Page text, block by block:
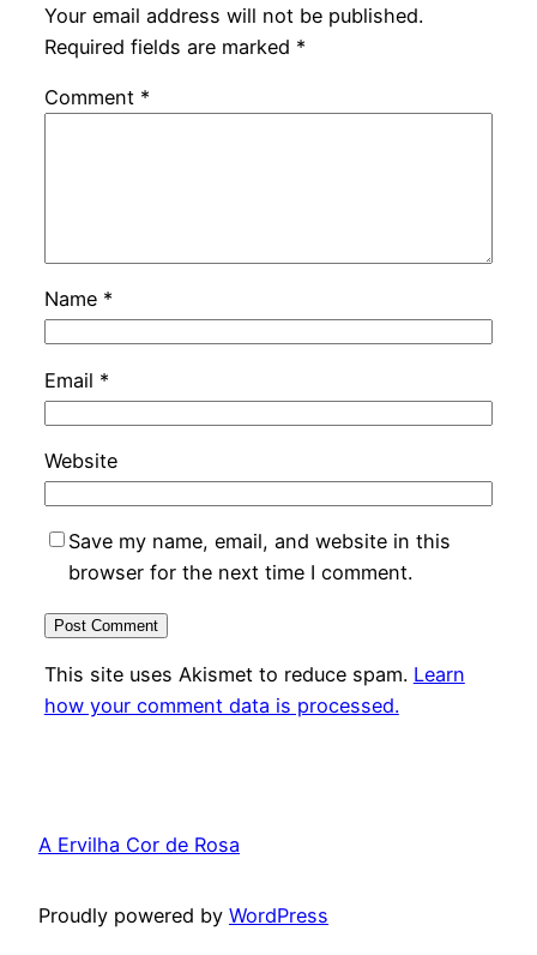
Your email address will not be published.
Required fields are marked *
Comment *
Name *
Email *
Website
Save my name, email, and website in this
browser for the next time I comment.
This site uses Akismet to reduce spam. Learn
how your comment data is processed.
A Ervilha Cor de Rosa
Proudly powered by WordPress